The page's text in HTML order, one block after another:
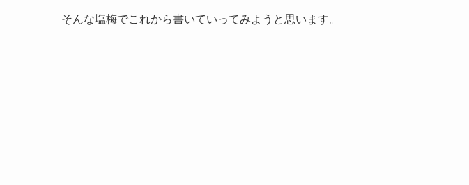
そんな塩梅でこれから書いていってみようと思います。